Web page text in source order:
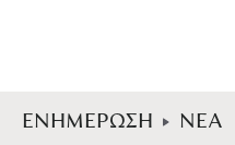
ΕΝΗΜΕΡΩΣΗ ΝΕΑ